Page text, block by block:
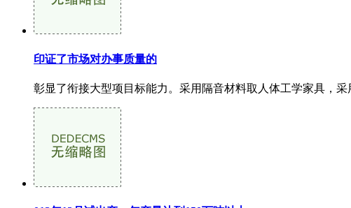
印证了市场对办事质量的
彰显了衔接大型项目标能力。采用隔音材料取人体工学家具，